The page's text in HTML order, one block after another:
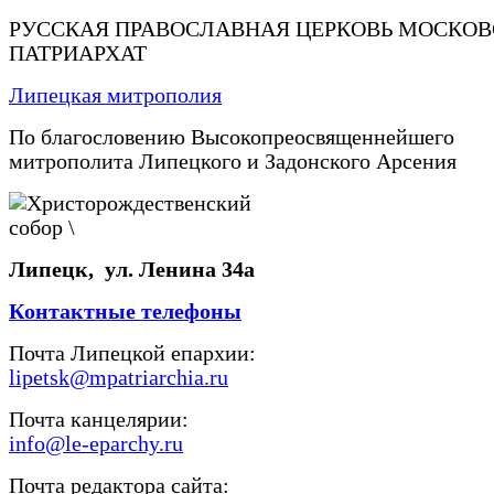
РУССКАЯ ПРАВОСЛАВНАЯ ЦЕРКОВЬ
ПАТРИАРХАТ
Липецкая митрополия
По благословению Высокопреосвященнейшего
митрополита Липецкого и Задонского Арсения
Липецк, ул. Ленина 34а
Контактные телефоны
Почта Липецкой епархии:
lipetsk@mpatriarchia.ru
Почта канцелярии:
info@le-eparchy.ru
Почта редактора сайта: